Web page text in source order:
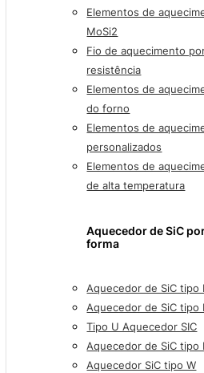
Elementos de
MoSi2
Fio de aquecimento
resistência
Elementos de
do forno
Elementos de
personalizados
Elementos de
de alta temperatura
Aquecedor de SiC
forma
Aquecedor de SiC tipo
Aquecedor de SiC tipo
Tipo U Aquecedor SIC
Aquecedor de SiC tipo
Aquecedor SiC tipo W